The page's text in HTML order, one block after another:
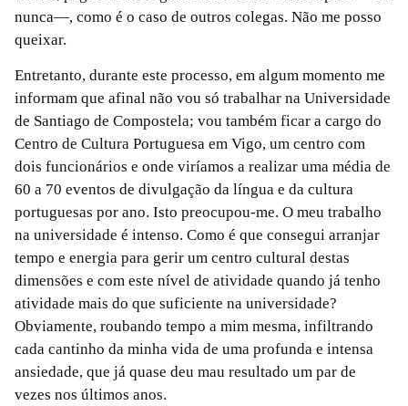
nunca—, como é o caso de outros colegas. Não me posso
queixar.
Entretanto, durante este processo, em algum momento me
informam que afinal não vou só trabalhar na Universidade
de Santiago de Compostela; vou também ficar a cargo do
Centro de Cultura Portuguesa em Vigo, um centro com
dois funcionários e onde viríamos a realizar uma média de
60 a 70 eventos de divulgação da língua e da cultura
portuguesas por ano. Isto preocupou-me. O meu trabalho
na universidade é intenso. Como é que consegui arranjar
tempo e energia para gerir um centro cultural destas
dimensões e com este nível de atividade quando já tenho
atividade mais do que suficiente na universidade?
Obviamente, roubando tempo a mim mesma, infiltrando
cada cantinho da minha vida de uma profunda e intensa
ansiedade, que já quase deu mau resultado um par de
vezes nos últimos anos.